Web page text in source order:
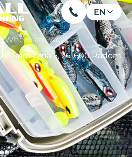
EN
Where are we?
Ceramiczna 5, 26-600 Radom